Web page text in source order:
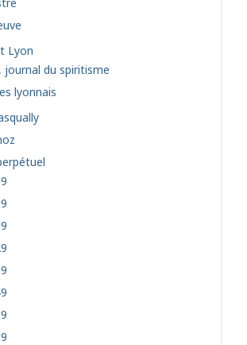
Lyon
journal du spiritisme
lyonnais